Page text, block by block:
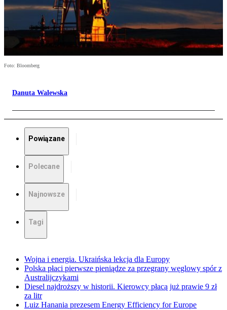
Foto: Bloomberg
Danuta Walewska
Powiązane
Polecane
Najnowsze
Tagi
Wojna i energia. Ukraińska lekcja dla Europy
Polska płaci pierwsze pieniądze za przegrany węglowy spór z
Australijczykami
Diesel najdroższy w historii. Kierowcy płacą już prawie 9 zł
za litr
Luiz Hanania prezesem Energy Efficiency for Europe